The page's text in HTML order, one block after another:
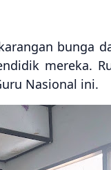
bunga
mereka.
Nasional ini.